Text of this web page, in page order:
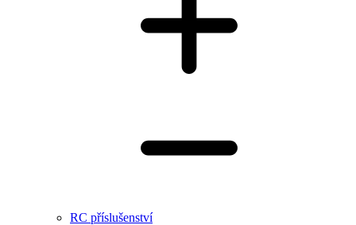
RC příslušenství